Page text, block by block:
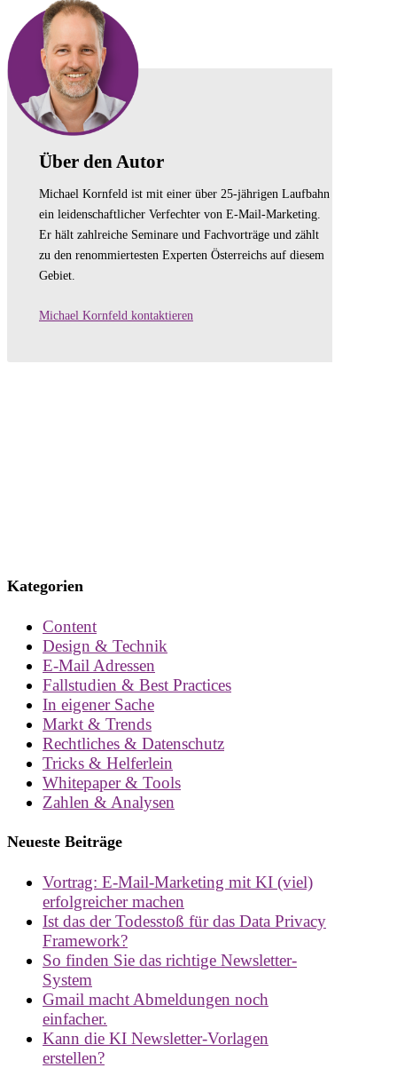
Über den Autor
Michael Kornfeld ist mit einer über 25-jährigen Laufbahn
ein leidenschaftlicher Verfechter von E-Mail-Marketing.
Er hält zahlreiche Seminare und Fachvorträge und zählt
zu den renommiertesten Experten Österreichs auf diesem
Gebiet.
Michael Kornfeld kontaktieren
Kategorien
Content
Design & Technik
E-Mail Adressen
Fallstudien & Best Practices
In eigener Sache
Markt & Trends
Rechtliches & Datenschutz
Tricks & Helferlein
Whitepaper & Tools
Zahlen & Analysen
Neueste Beiträge
Vortrag: E-Mail-Marketing mit KI (viel)
erfolgreicher machen
Ist das der Todesstoß für das Data Privacy
Framework?
So finden Sie das richtige Newsletter-
System
Gmail macht Abmeldungen noch
einfacher.
Kann die KI Newsletter-Vorlagen
erstellen?